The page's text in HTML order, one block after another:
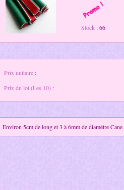
Stock : 66
Prix unitaire :
Prix du lot (Les 10) :
Environ 5cm de long et 3 à 6mm de diamètre